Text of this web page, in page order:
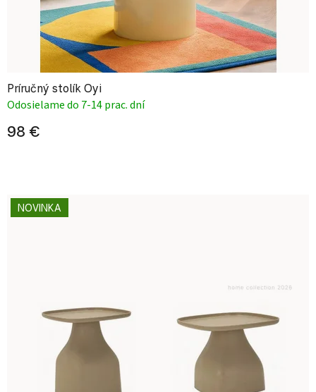
Príručný stolík Oyi
Odosielame do 7-14 prac. dní
98 €
NOVINKA